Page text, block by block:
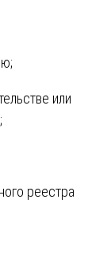
или
реестра